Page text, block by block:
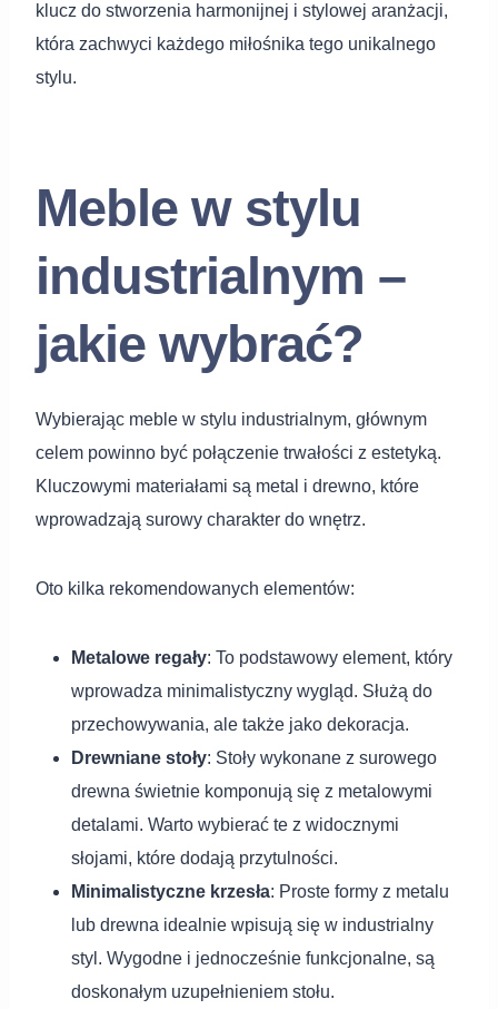
klucz do stworzenia harmonijnej i stylowej aranżacji,
która zachwyci każdego miłośnika tego unikalnego
stylu.
Meble w stylu
industrialnym –
jakie wybrać?
Wybierając meble w stylu industrialnym, głównym
celem powinno być połączenie trwałości z estetyką.
Kluczowymi materiałami są metal i drewno, które
wprowadzają surowy charakter do wnętrz.
Oto kilka rekomendowanych elementów:
Metalowe regały: To podstawowy element, który
wprowadza minimalistyczny wygląd. Służą do
przechowywania, ale także jako dekoracja.
Drewniane stoły: Stoły wykonane z surowego
drewna świetnie komponują się z metalowymi
detalami. Warto wybierać te z widocznymi
słojami, które dodają przytulności.
Minimalistyczne krzesła: Proste formy z metalu
lub drewna idealnie wpisują się w industrialny
styl. Wygodne i jednocześnie funkcjonalne, są
doskonałym uzupełnieniem stołu.